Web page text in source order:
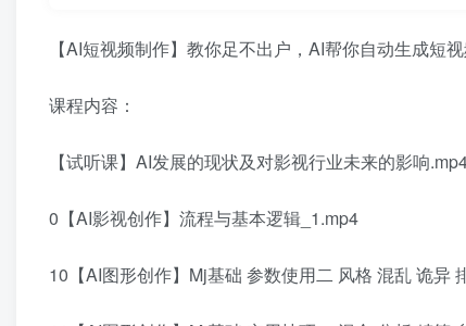
【AI短视频制作】教你足不出户，AI帮你自动生成短
课程内容：
【试听课】AI发展的现状及对影视行业未来的影响
0【AI影视创作】流程与基本逻辑_1.mp4
10【AI图形创作】Mj基础 参数使用二 风格 混乱 诡异